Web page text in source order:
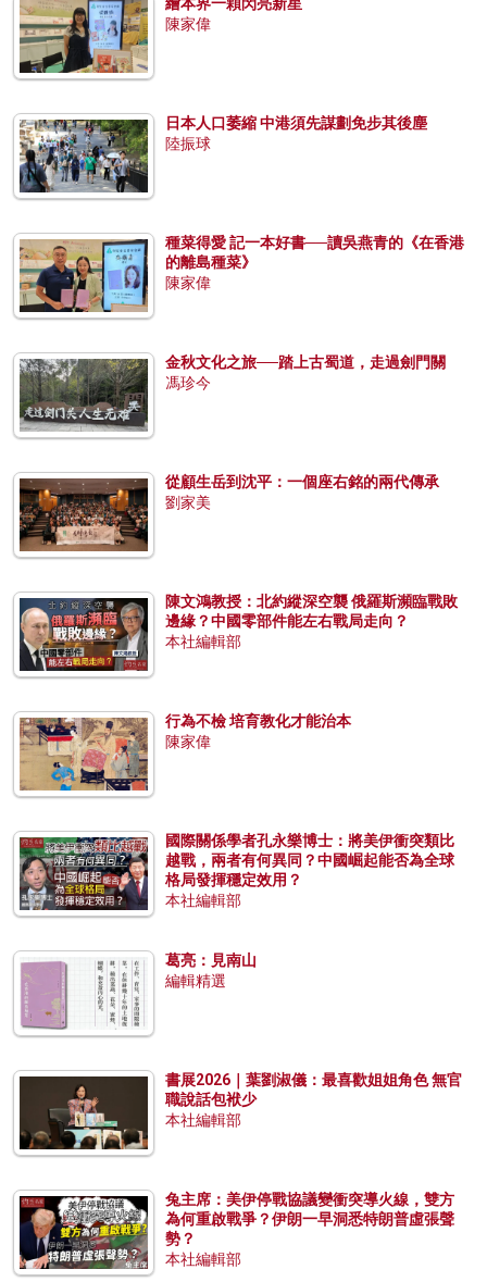
繪本界一顆閃亮新星
陳家偉
日本人口萎縮 中港須先謀劃免步其後塵
陸振球
種菜得愛 記一本好書──讀吳燕青的《在香港
的離島種菜》
陳家偉
金秋文化之旅──踏上古蜀道，走過劍門關
馮珍今
從顧生岳到沈平：一個座右銘的兩代傳承
劉家美
陳文鴻教授：北約縱深空襲 俄羅斯瀕臨戰敗
邊緣？中國零部件能左右戰局走向？
本社編輯部
行為不檢 培育教化才能治本
陳家偉
國際關係學者孔永樂博士：將美伊衝突類比
越戰，兩者有何異同？中國崛起能否為全球
格局發揮穩定效用？
本社編輯部
葛亮：見南山
編輯精選
書展2026｜葉劉淑儀：最喜歡姐姐角色 無官
職說話包袱少
本社編輯部
兔主席：美伊停戰協議變衝突導火線，雙方
為何重啟戰爭？伊朗一早洞悉特朗普虛張聲
勢？
本社編輯部